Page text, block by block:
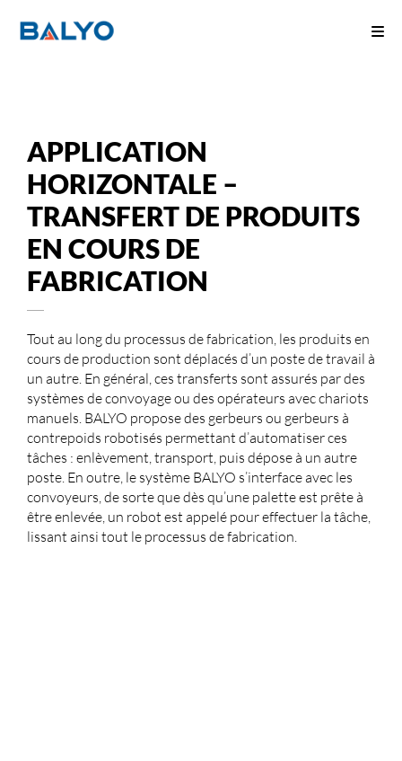
APPLICATION
HORIZONTALE –
TRANSFERT DE PRODUITS
EN COURS DE
FABRICATION
Tout au long du processus de fabrication, les produits en
cours de production sont déplacés d’un poste de travail à
un autre. En général, ces transferts sont assurés par des
systèmes de convoyage ou des opérateurs avec chariots
manuels. BALYO propose des gerbeurs ou gerbeurs à
contrepoids robotisés permettant d’automatiser ces
tâches : enlèvement, transport, puis dépose à un autre
poste. En outre, le système BALYO s’interface avec les
convoyeurs, de sorte que dès qu’une palette est prête à
être enlevée, un robot est appelé pour effectuer la tâche,
lissant ainsi tout le processus de fabrication.